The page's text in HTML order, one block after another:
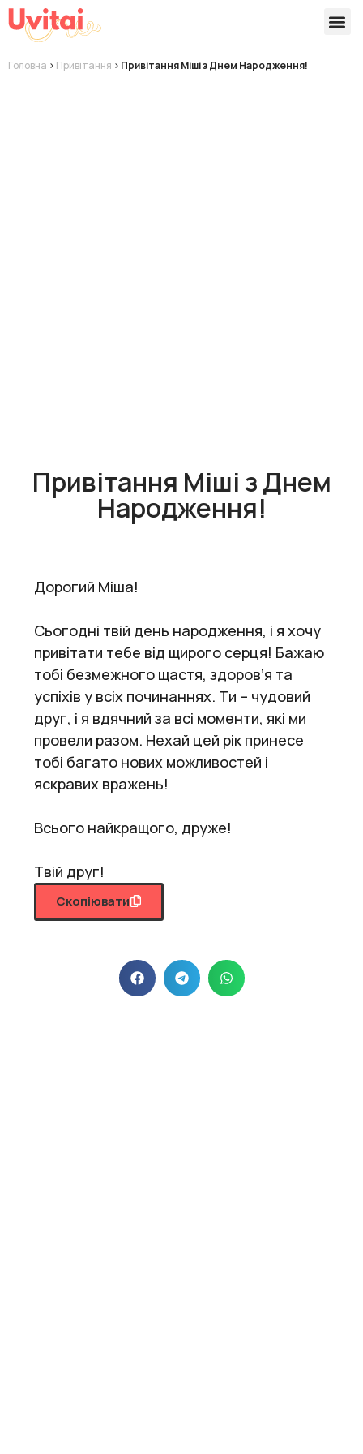
Головна > Привітання > Привітання Міші з Днем Народження!
Привітання Міші з Днем
Народження!
Дорогий Міша!
Сьогодні твій день народження, і я хочу
привітати тебе від щирого серця! Бажаю
тобі безмежного щастя, здоров’я та
успіхів у всіх починаннях. Ти – чудовий
друг, і я вдячний за всі моменти, які ми
провели разом. Нехай цей рік принесе
тобі багато нових можливостей і
яскравих вражень!
Всього найкращого, друже!
Твій друг!
Скопіювати